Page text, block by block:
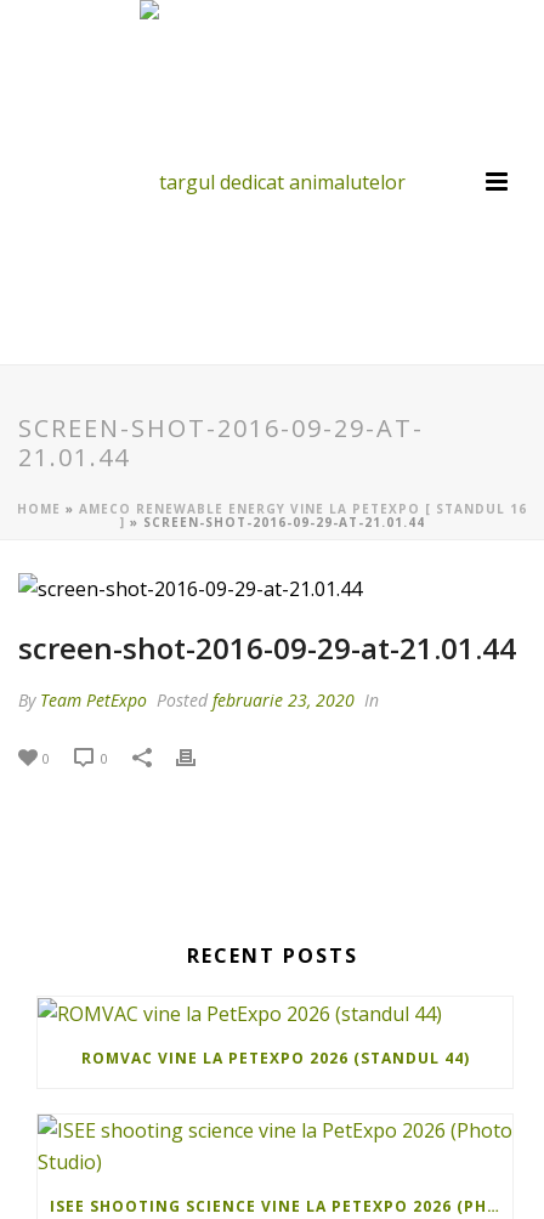
SCREEN-SHOT-2016-09-29-AT-
21.01.44
HOME » AMECO RENEWABLE ENERGY VINE LA PETEXPO [ STANDUL 16
] » SCREEN-SHOT-2016-09-29-AT-21.01.44
screen-shot-2016-09-29-at-21.01.44
By Team PetExpo Posted februarie 23, 2020 In
0 0
RECENT POSTS
ROMVAC VINE LA PETEXPO 2026 (STANDUL 44)
ISEE SHOOTING SCIENCE VINE LA PETEXPO 2026 (PHOTO STUDIO)